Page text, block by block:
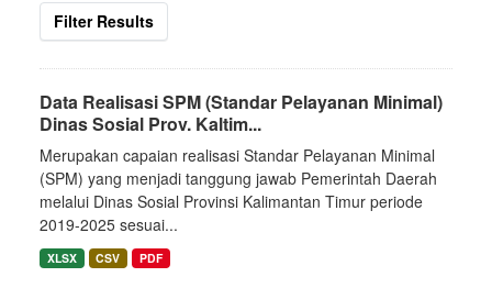
Filter Results
Data Realisasi SPM (Standar Pelayanan Minimal)
Dinas Sosial Prov. Kaltim...
Merupakan capaian realisasi Standar Pelayanan Minimal
(SPM) yang menjadi tanggung jawab Pemerintah Daerah
melalui Dinas Sosial Provinsi Kalimantan Timur periode
2019-2025 sesuai...
XLSX CSV PDF